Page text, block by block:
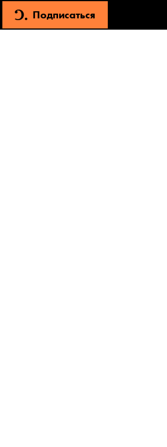
Подписаться